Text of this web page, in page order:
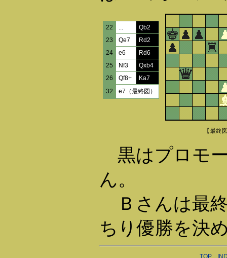
22 ...
Qb2
23
Qe7
Rd2
24
e6
Rd6
25
Nf3
Qxb4
26
Qf8+
Ka7
32
e7（最終図）
【最終
黒はプロモ
ん。
Ｂさんは最
ちり優勝を決
TOP